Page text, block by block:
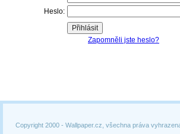
Copyright 2000 - Wallpaper.cz, všechna práva